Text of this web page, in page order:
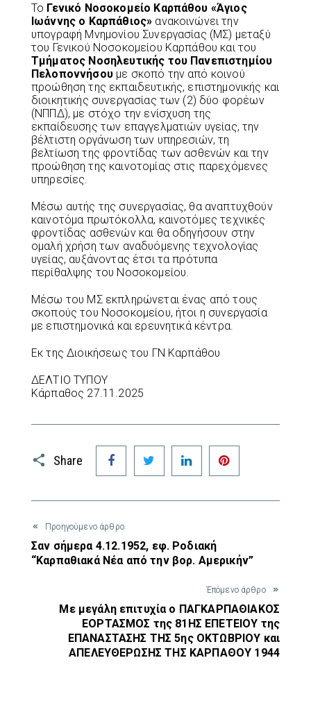
Το Γενικό Νοσοκομείο Καρπάθου «Άγιος
Ιωάννης ο Καρπάθιος» ανακοινώνει την
υπογραφή Μνημονίου Συνεργασίας (ΜΣ) μεταξύ
του Γενικού Νοσοκομείου Καρπάθου και του
Τμήματος Νοσηλευτικής του Πανεπιστημίου
Πελοποννήσουμε σκοπό την από κοινού
προώθηση της εκπαιδευτικής, επιστημονικής και
διοικητικής συνεργασίας των (2) δύο φορέων
(ΝΠΠΔ), με στόχο την ενίσχυση της
εκπαίδευσης των επαγγελματιών υγείας, την
βέλτιστη οργάνωση των υπηρεσιών, τη
βελτίωση της φροντίδας των ασθενών και την
προώθηση της καινοτομίας στις παρεχόμενες
υπηρεσίες.
Μέσω αυτής της συνεργασίας, θα αναπτυχθούν
καινοτόμα πρωτόκολλα, καινοτόμες τεχνικές
φροντίδας ασθενών και θα οδηγήσουν στην
ομαλή χρήση των αναδυόμενης τεχνολογίας
υγείας, αυξάνοντας έτσι τα πρότυπα
περίθαλψης του Νοσοκομείου.
Μέσω του ΜΣ εκπληρώνεται ένας από τους
σκοπούς του Νοσοκομείου, ήτοι η συνεργασία
με επιστημονικά και ερευνητικά κέντρα.
Εκ της Διοικήσεως του ΓΝ Καρπάθου
ΔΕΛΤΙΟ ΤΥΠΟΥ
Κάρπαθος 27.11.2025
Share
Facebook Twitter LinkedIn
Προηγούμενο άρθρο
Σαν σήμερα 4.12.1952, εφ. Ροδιακή
“Καρπαθιακά Νέα από την βορ. Αμερικήν”
Έπόμενο άρθρο
Με μεγάλη επιτυχία ο ΠΑΓΚΑΡΠΑΘΙΑΚΟΣ
ΕΟΡΤΑΣΜΟΣ της 81ΗΣ ΕΠΕΤΕΙΟΥ της
ΕΠΑΝΑΣΤΑΣΗΣ ΤΗΣ 5ης ΟΚΤΩΒΡΙΟΥ και
ΑΠΕΛΕΥΘΕΡΩΣΗΣ ΤΗΣ ΚΑΡΠΑΘΟΥ 1944